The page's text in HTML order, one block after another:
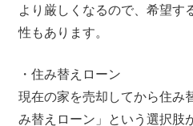
より厳しくなるので、希望す
性もあります。
・住み替えローン
現在の家を売却してから住み
み替えローン」という選択肢